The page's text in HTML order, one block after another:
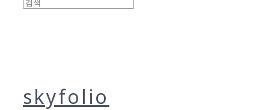
skyfolio